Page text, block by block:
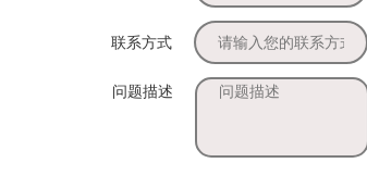
联系方式
问题描述